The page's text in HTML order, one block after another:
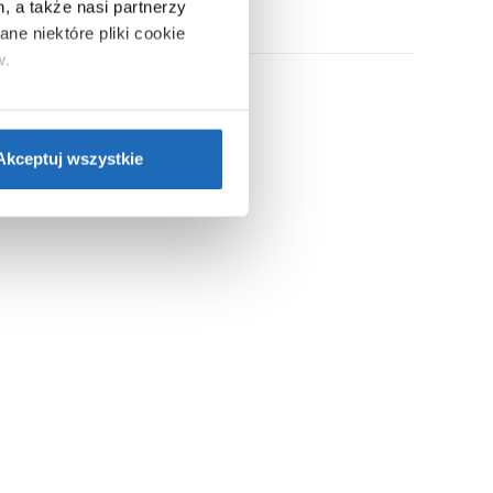
a także nasi partnerzy
niektóre pliki cookie
Jeśli chcesz uzyskać
wszystkie